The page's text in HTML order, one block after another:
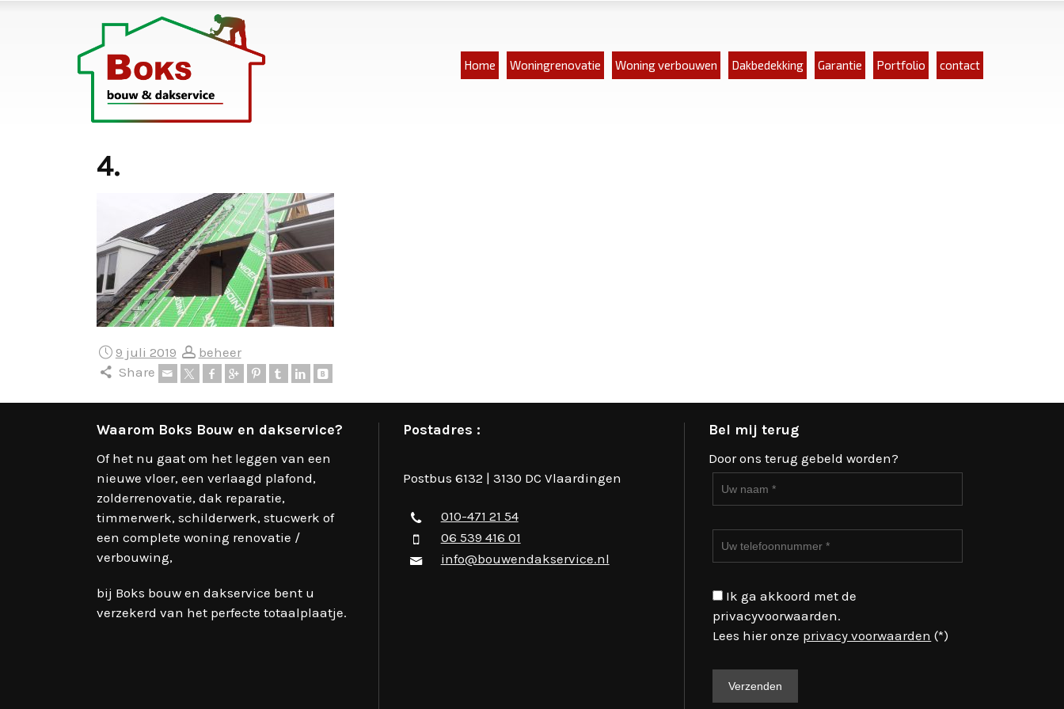
Home Woningrenovatie Woning verbouwen Dakbedekking Garantie Portfolio contact
4.
9 juli 2019
beheer
Share
Waarom Boks Bouw en dakservice?
Of het nu gaat om het leggen van een
nieuwe vloer, een verlaagd plafond,
zolderrenovatie, dak reparatie,
timmerwerk, schilderwerk, stucwerk of
een complete woning renovatie /
verbouwing,
bij Boks bouw en dakservice bent u
verzekerd van het perfecte totaalplaatje.
Postadres :
Postbus 6132 | 3130 DC Vlaardingen
010-471 21 54
06 539 416 01
info@bouwendakservice.nl
Bel mij terug
Door ons terug gebeld worden?
Ik ga akkoord met de
privacyvoorwaarden.
Lees hier onze privacy voorwaarden (*)